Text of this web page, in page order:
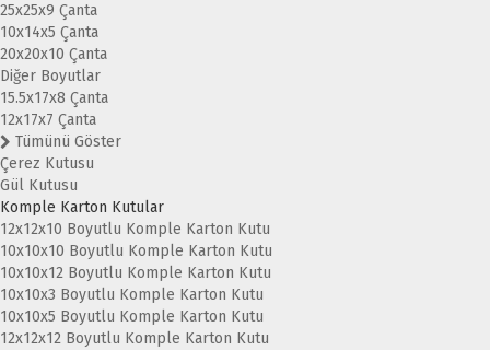
25x25x9 Çanta
10x14x5 Çanta
20x20x10 Çanta
Diğer Boyutlar
15.5x17x8 Çanta
12x17x7 Çanta
Tümünü Göster
Çerez Kutusu
Gül Kutusu
Komple Karton Kutular
12x12x10 Boyutlu Komple Karton Kutu
10x10x10 Boyutlu Komple Karton Kutu
10x10x12 Boyutlu Komple Karton Kutu
10x10x3 Boyutlu Komple Karton Kutu
10x10x5 Boyutlu Komple Karton Kutu
12x12x12 Boyutlu Komple Karton Kutu